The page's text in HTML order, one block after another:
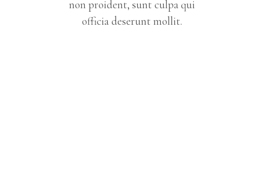
non proident, sunt culpa qui
officia deserunt mollit.